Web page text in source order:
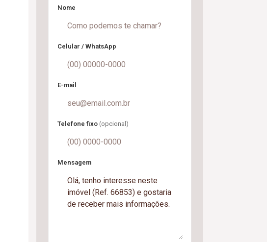
Nome
Celular / WhatsApp
E-mail
Telefone fixo (opcional)
Mensagem